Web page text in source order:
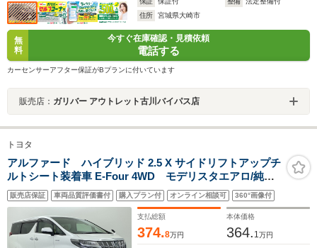
住所
宮城県大崎市
無
料
今すぐ在庫確認・見積依頼
電話する
カーセンサーアフター保証がBプランに付いています
販売店： ガリバー アウトレット古川バイパス店
トヨタ
アルファード ハイブリッド 2.5 X サイドリフトアップチ
ルトシート装着車 E-Four 4WD モデリスタエアロ/純正9
インチナビ/JBLプレミアムサウンド/トヨタセーフティセ
ンス/BSM/RCTA/デジタルインナーミラー/ETC/両側電動/
ドラレコ/ビルトインETC2.0/LEDヘッドライト/フォグラ
ンプ/ステアリングスイッチ
販売店保証 車両品質評価書付 購入プラン付 オンライン相談可 360°画像付
支払総額
374.8万円
本体価格
364. 1 万円